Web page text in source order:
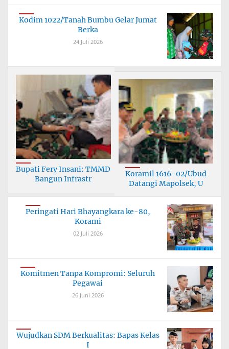
Kodim 1022/Tanah Bumbu Gelar Jumat
Berka
24 Juli 2026
Bupati Fery Insani: TMMD
Bangun Infrastr
Koramil 1616-02/Ubud
Datangi Mapolsek, U
Peringati Hari Bhayangkara ke-80,
Korami
02 Juli 2026
Komitmen Tanpa Kompromi: Seluruh
Pegawai
26 Juni 2026
Wujudkan SDM Berkualitas: Bapas Kelas
I